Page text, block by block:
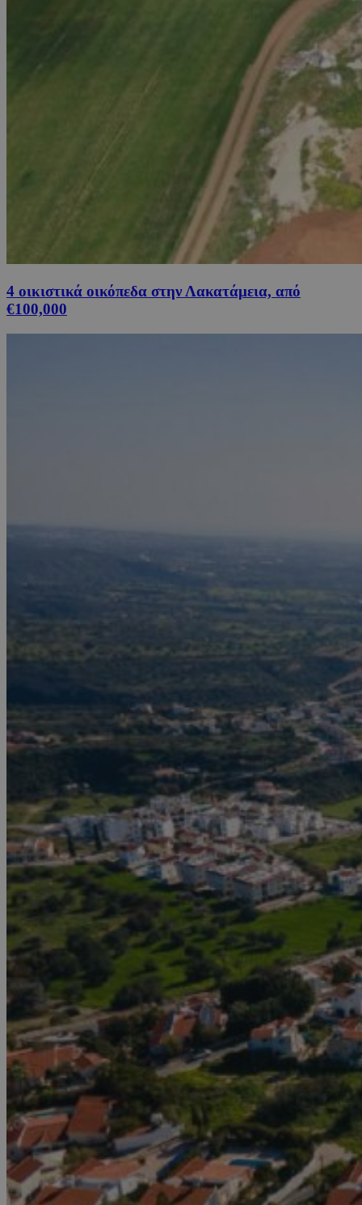
4 οικιστικά οικόπεδα στην Λακατάμεια, από
€100,000